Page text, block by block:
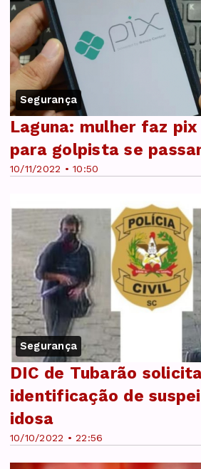
Segurança
10/11/2022 • 10:50
Laguna: mulher faz
para golpista se
Segurança
10/10/2022 • 22:56
DIC de Tubarão
identificação de
idosa